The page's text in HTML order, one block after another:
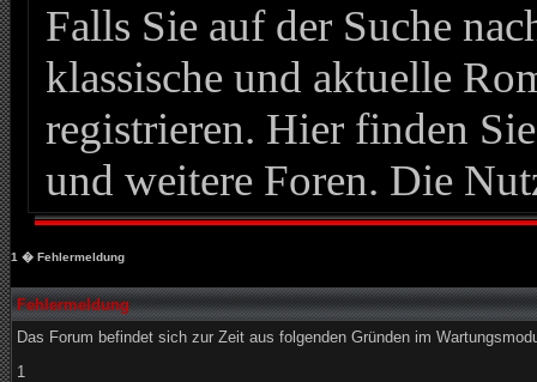
Falls Sie auf der Suche
klassische und aktuelle
registrieren. Hier finden
und weitere Foren. Die
1 � Fehlermeldung
Fehlermeldung
Das Forum befindet sich zur Zeit aus folgenden Gründen im
1